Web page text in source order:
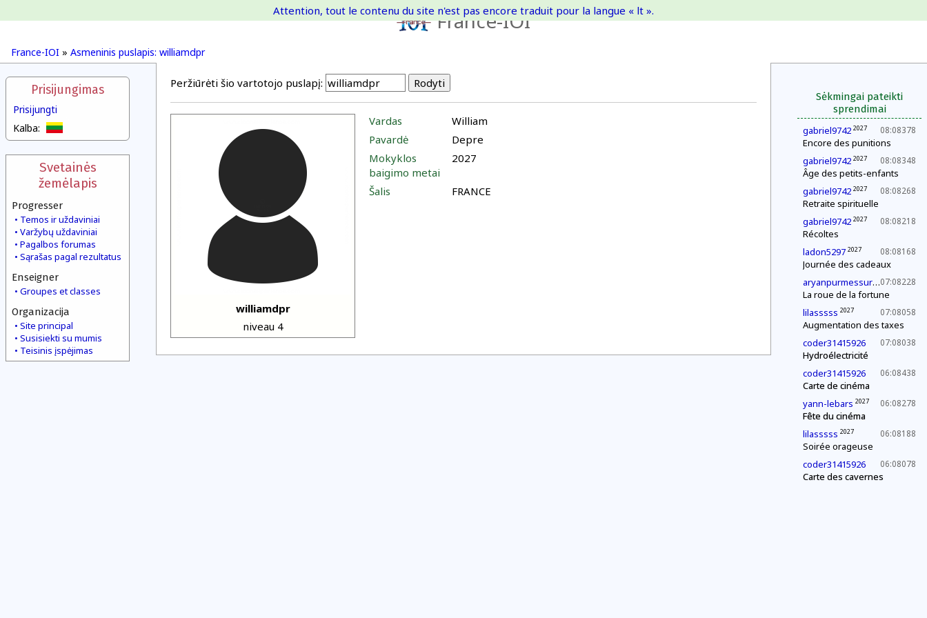
France-IOI
France-IOI » Asmeninis puslapis: williamdpr
Attention, tout le contenu du site n'est pas encore traduit pour la langue « lt ».
Prisijungimas
Prisijungti
Kalba:
Svetainės
žemėlapis
Progresser
Temos ir uždaviniai
Varžybų uždaviniai
Pagalbos forumas
Sąrašas pagal rezultatus
Enseigner
Groupes et classes
Organizacija
Site principal
Susisiekti su mumis
Teisinis įspėjimas
Sėkmingai pateikti
sprendimai
08:08378
gabriel9742 2027
Encore des punitions
08:08348
gabriel9742 2027
Âge des petits-enfants
08:08268
gabriel9742 2027
Retraite spirituelle
08:08218
gabriel9742 2027
Récoltes
08:08168
ladon5297 2027
Journée des cadeaux
07:08228
aryanpurmessurgmailcom 2027
La roue de la fortune
07:08058
lilasssss 2027
Augmentation des taxes
07:08038
coder31415926
Hydroélectricité
06:08438
coder31415926
Carte de cinéma
06:08278
yann-lebars 2027
Fête du cinéma
06:08188
lilasssss 2027
Soirée orageuse
06:08078
coder31415926
Carte des cavernes
Peržiūrėti šio vartotojo puslapį:
williamdpr
niveau 4
Vardas
William
Pavardė
Depre
Mokyklos
baigimo metai
2027
Šalis FRANCE